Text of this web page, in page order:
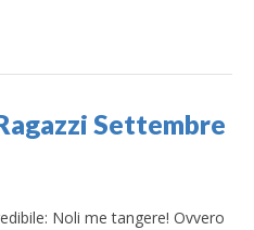
Settembre
Noli me tangere! Ovvero